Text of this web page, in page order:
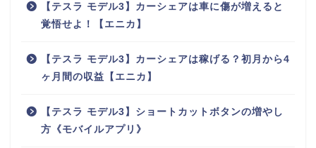
【テスラ モデル3】カーシェアは車に傷が増えると
覚悟せよ！【エニカ】
【テスラ モデル3】カーシェアは稼げる？初月から4
ヶ月間の収益【エニカ】
【テスラ モデル3】ショートカットボタンの増やし
方《モバイルアプリ》